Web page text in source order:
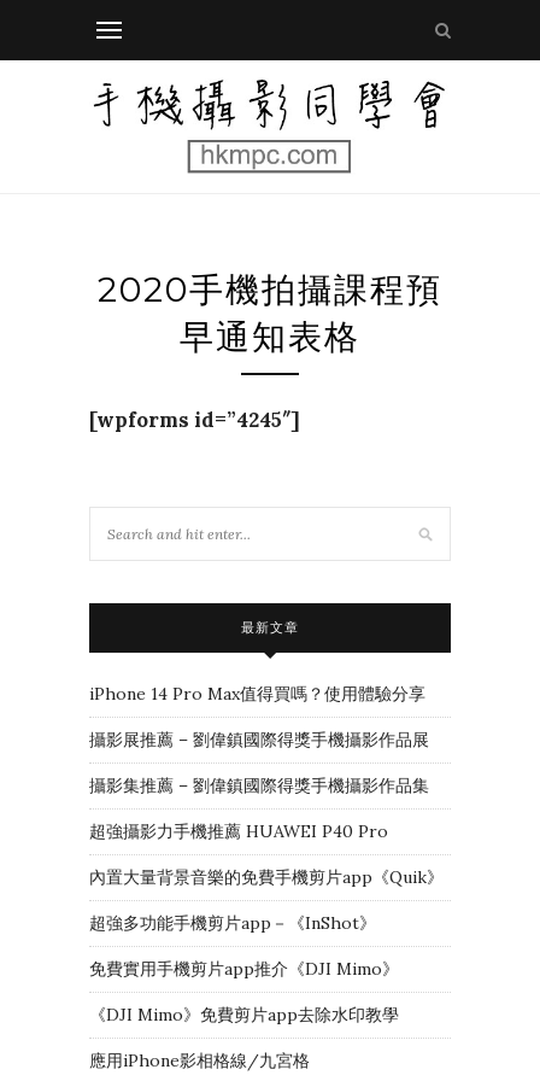
2020手機拍攝課程預
早通知表格
[wpforms id=”4245″]
最新文章
iPhone 14 Pro Max值得買嗎？使用體驗分享
攝影展推薦 – 劉偉鎮國際得獎手機攝影作品展
攝影集推薦 – 劉偉鎮國際得獎手機攝影作品集
超強攝影力手機推薦 HUAWEI P40 Pro
內置大量背景音樂的免費手機剪片app《Quik》
超強多功能手機剪片app－《InShot》
免費實用手機剪片app推介《DJI Mimo》
《DJI Mimo》免費剪片app去除水印教學
應用iPhone影相格線/九宮格